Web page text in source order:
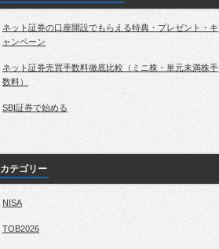
ネット証券の口座開設でもらえる特典・プレゼント・キ
ャンペーン
ネット証券売買手数料徹底比較（ミニ株・単元未満株手
数料）
SBI証券で始める
カテゴリー
NISA
TOB2026